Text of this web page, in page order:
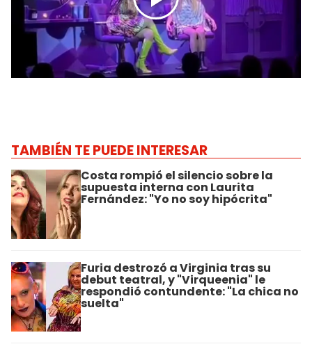
TAMBIÉN TE PUEDE INTERESAR
Costa rompió el silencio sobre la
supuesta interna con Laurita
Fernández: "Yo no soy hipócrita"
Furia destrozó a Virginia tras su
debut teatral, y "Virqueenia" le
respondió contundente: "La chica no
suelta"